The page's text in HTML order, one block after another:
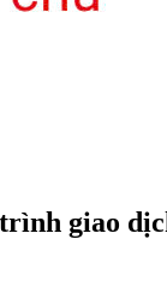
giao